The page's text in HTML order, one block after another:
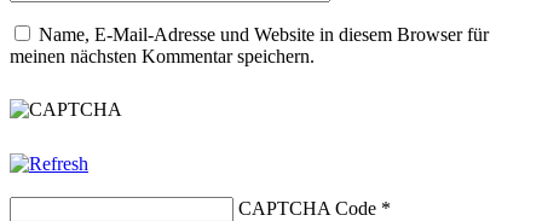
Name, E-Mail-Adresse und Website in diesem Browser für
meinen nächsten Kommentar speichern.
CAPTCHA Code *